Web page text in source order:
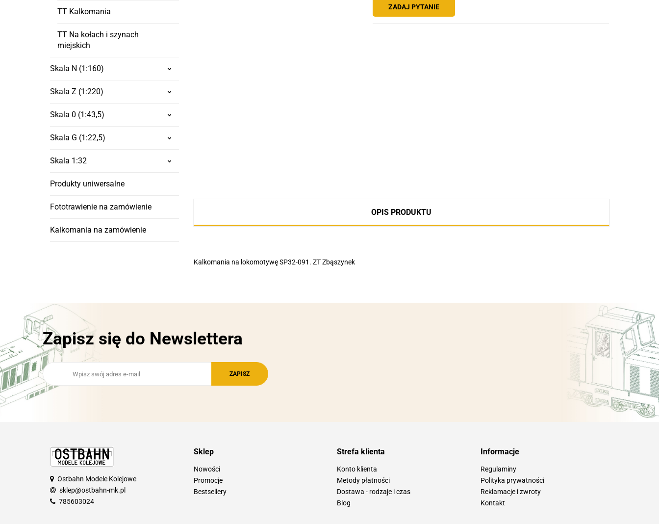
TT Kalkomania
TT Na kołach i szynach
miejskich
Skala N (1:160)
Skala Z (1:220)
Skala 0 (1:43,5)
Skala G (1:22,5)
Skala 1:32
Produkty uniwersalne
Fototrawienie na zamówienie
Kalkomania na zamówienie
ZADAJ PYTANIE
OPIS PRODUKTU
Kalkomania na lokomotywę SP32-091. ZT Zbąszynek
Zapisz się do Newslettera
Ostbahn Modele Kolejowe
sklep@ostbahn-mk.pl
785603024
Sklep
Nowości
Promocje
Bestsellery
Strefa klienta
Konto klienta
Metody płatności
Dostawa - rodzaje i czas
Blog
Informacje
Regulaminy
Polityka prywatności
Reklamacje i zwroty
Kontakt